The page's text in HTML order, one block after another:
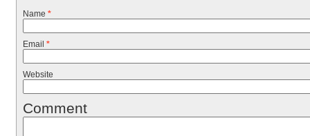
Name *
Email *
Website
Comment